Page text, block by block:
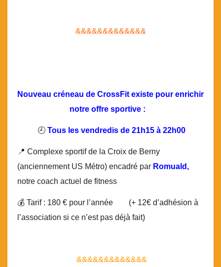
&&&&&&&&&&&&&
Nouveau créneau de CrossFit existe pour enrichir
notre offre sportive :
🕘 Tous les vendredis de 21h15 à 22h00
📍 Complexe sportif de la Croix de Berny
(anciennement US Métro) encadré par Romuald,
notre coach actuel de fitness
💰 Tarif : 180 € pour l’année (+ 12€ d’adhésion à
l’association si ce n’est pas déjà fait)
&&&&&&&&&&&&&